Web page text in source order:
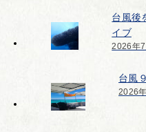
台風後
イブ
2026年7
台風
2026